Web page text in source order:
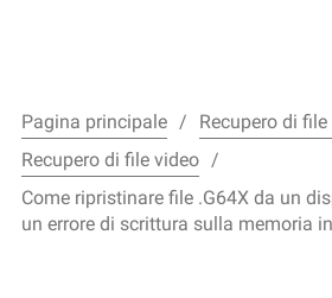
Pagina principale
Recupero di
Recupero di file video
Come ripristinare file .G64X da un
un errore di scrittura sulla memoria